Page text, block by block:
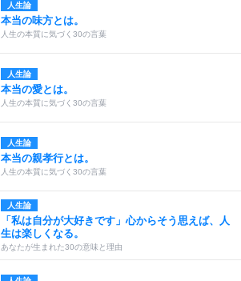
人生論
本当の味方とは。
人生の本質に気づく30の言葉
人生論
本当の愛とは。
人生の本質に気づく30の言葉
人生論
本当の親孝行とは。
人生の本質に気づく30の言葉
人生論
「私は自分が大好きです」心からそう思えば、人
生は楽しくなる。
あなたが生まれた30の意味と理由